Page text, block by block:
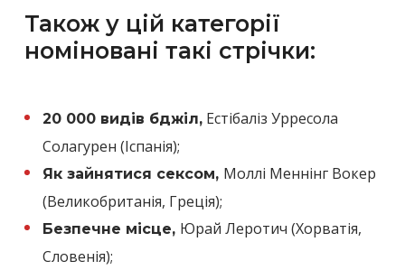
Також у цій категорії
номіновані такі стрічки:
20 000 видів бджіл, Естібаліз Урресола
Солагурен (Іспанія);
Як зайнятися сексом, Моллі Меннінг Вокер
(Великобританія, Греція);
Безпечне місце, Юрай Леротич (Хорватія,
Словенія);